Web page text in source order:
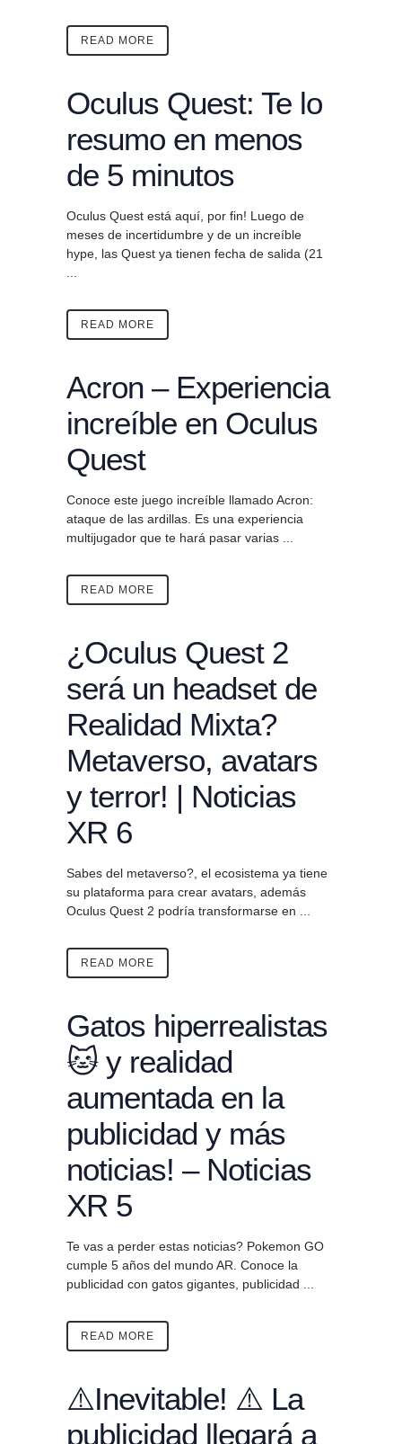
READ MORE
Oculus Quest: Te lo
resumo en menos
de 5 minutos
Oculus Quest está aquí, por fin! Luego de
meses de incertidumbre y de un increíble
hype, las Quest ya tienen fecha de salida (21
...
READ MORE
Acron – Experiencia
increíble en Oculus
Quest
Conoce este juego increíble llamado Acron:
ataque de las ardillas. Es una experiencia
multijugador que te hará pasar varias ...
READ MORE
¿Oculus Quest 2
será un headset de
Realidad Mixta?
Metaverso, avatars
y terror! | Noticias
XR 6
Sabes del metaverso?, el ecosistema ya tiene
su plataforma para crear avatars, además
Oculus Quest 2 podría transformarse en ...
READ MORE
Gatos hiperrealistas
🐱 y realidad
aumentada en la
publicidad y más
noticias! – Noticias
XR 5
Te vas a perder estas noticias? Pokemon GO
cumple 5 años del mundo AR. Conoce la
publicidad con gatos gigantes, publicidad ...
READ MORE
⚠️Inevitable! ⚠️ La
publicidad llegará a